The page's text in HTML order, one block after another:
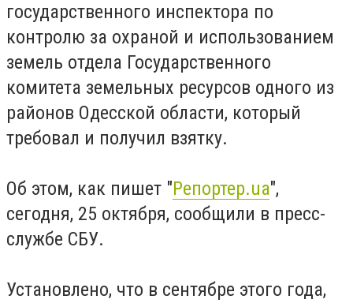
государственного инспектора по
контролю за охраной и использованием
земель отдела Государственного
комитета земельных ресурсов одного из
районов Одесской области, который
требовал и получил взятку.
Об этом, как пишет "Репортер.ua",
сегодня, 25 октября, сообщили в пресс-
службе СБУ.
Установлено, что в сентябре этого года,